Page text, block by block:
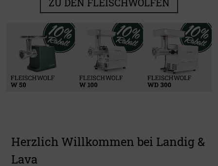
ZU DEN FLEISCHWÖLFEN
Kühlen & Reifen
Zu den Produkten
Zerwirken
Zu den Produkten
Verarbeiten Vakuumieren
Herzlich Willkommen bei Landig &
Lava